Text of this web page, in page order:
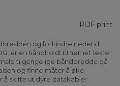
PDF print
og forhindre nedetid
er en håndholdt Ethernet tester
tilgengelige båndbredde på
og finne måter å øke
skifte ut dyre datakabler.